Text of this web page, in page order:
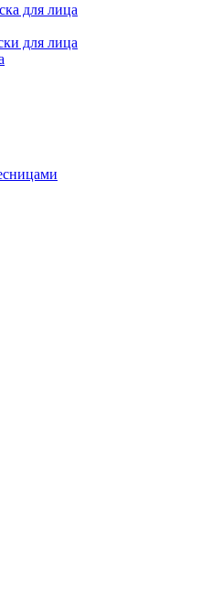
для лица
для лица